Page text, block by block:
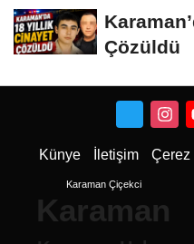
Çözüldü
Künye İletişim Çerez
Karaman Çiçekci
Karaman